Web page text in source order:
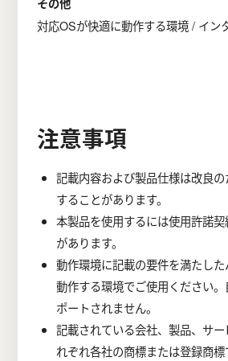
対応OSが快適に動作する環境 / イン
注意事項
記載内容および製品仕様は改良
することがあります。
本製品を使用するには使用許諾
があります。
動作環境に記載の要件を満たし
動作する環境でご使用ください
ポートされません。
記載されている会社、製品、サ
れぞれ各社の商標または登録商